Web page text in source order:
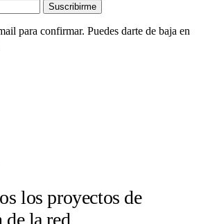
Suscribirme
para confirmar. Puedes darte de baja en
los proyectos de
de la red